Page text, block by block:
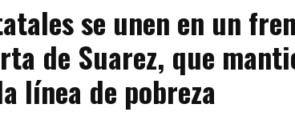
se unen en un
de Suarez, que
línea de pobreza